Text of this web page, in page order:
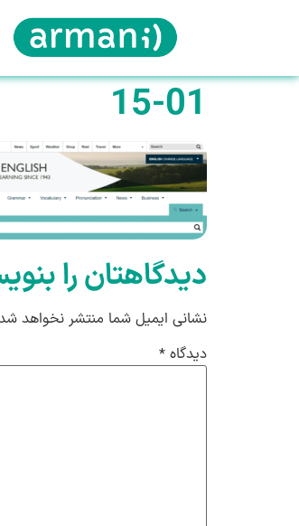
15-01
دیدگاهتان را
نشانی ایمیل شما منتشر نخواهد
دیدگاه *